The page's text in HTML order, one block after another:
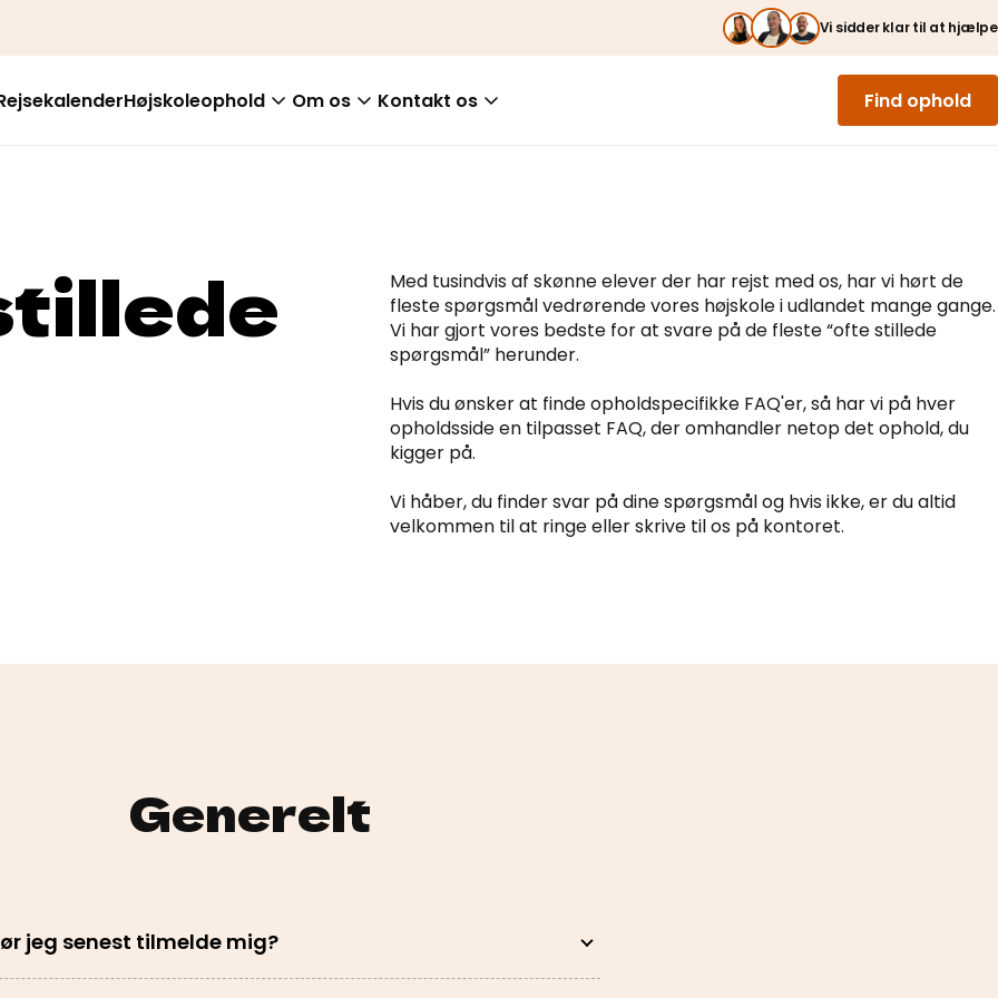
Vi sidder klar til at hjælpe
Højskoleophold Om os Kontakt os Find ophold
Med tusindvis af skønne elever der har rejst med os, har vi hørt de
fleste spørgsmål vedrørende vores højskole i udlandet mange gange.
Vi har gjort vores bedste for at svare på de fleste “ofte stillede
spørgsmål” herunder.
Hvis du ønsker at finde opholdspecifikke FAQ'er, så har vi på hver
opholdsside en tilpasset FAQ, der omhandler netop det ophold, du
kigger på.
Vi håber, du finder svar på dine spørgsmål og hvis ikke, er du altid
velkommen til at ringe eller skrive til os på kontoret.
Generelt
jeg senest tilmelde mig?